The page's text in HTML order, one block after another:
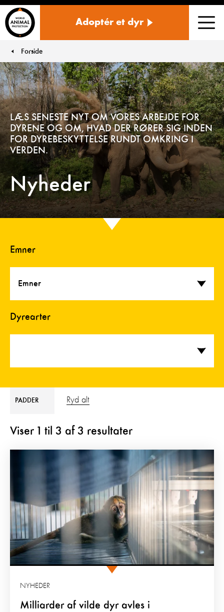
Adoptér et dyr
Forside
Nyheder
LÆS SENESTE NYT OM VORES ARBEJDE FOR
DYRENE OG OM, HVAD DER RØRER SIG INDEN
FOR DYREBESKYTTELSE RUNDT OMKRING I
VERDEN.
Emner
Emner
Dyrearter
PADDER Ryd alt
Viser 1 til 3 af 3 resultater
Milliarder af vilde dyr avles i
NYHEDER